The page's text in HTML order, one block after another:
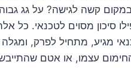
קשה לגישה? על גג
סיכון מסוים לטכנאי. כל
מגיע, מתחיל לפרק,
עצמו, או אטם